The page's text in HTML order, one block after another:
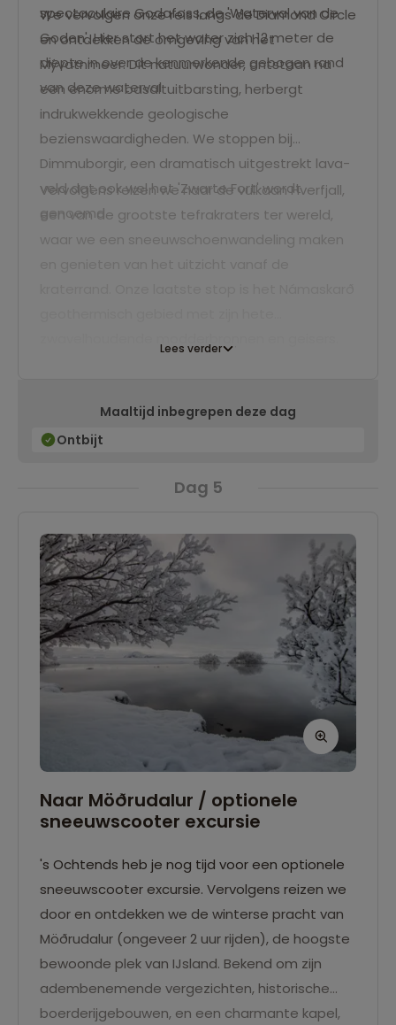
spectaculaire Godafoss, de 'Waterval van de
Goden'. Hier stort het water zich 12 meter de
diepte in over de kenmerkende gebogen rand
van deze waterval.
We vervolgen onze reis langs de Diamond Circle
en ontdekken de omgeving van het
Mývatnmeer. Dit natuurwonder, ontstaan na
een enorme basaltuitbarsting, herbergt
indrukwekkende geologische
bezienswaardigheden. We stoppen bij
Dimmuborgir, een dramatisch uitgestrekt lava-
veld dat ook wel het 'Zwarte Fort' wordt
genoemd.
Vervolgens reizen we naar de vulkaan Hverfjall,
een van de grootste tefrakraters ter wereld,
waar we een sneeuwschoenwandeling maken
verblijven we één nacht.
Lees verder
Maaltijd inbegrepen deze dag
Ontbijt
Dag 5
Naar Möðrudalur / optionele
sneeuwscooter excursie
's Ochtends heb je nog tijd voor een optionele
sneeuwscooter excursie. Vervolgens reizen we
door en ontdekken we de winterse pracht van
Möðrudalur (ongeveer 2 uur rijden), de hoogste
bewoonde plek van IJsland. Bekend om zijn
adembenemende vergezichten, historische
boerderijgebouwen, en een charmante kapel,